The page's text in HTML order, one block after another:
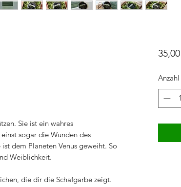
Sie ist ein wahres
sogar die Wunden des
dem Planeten Venus geweiht. So
Weiblichkeit.
die dir die Schafgarbe zeigt.
Anzahl